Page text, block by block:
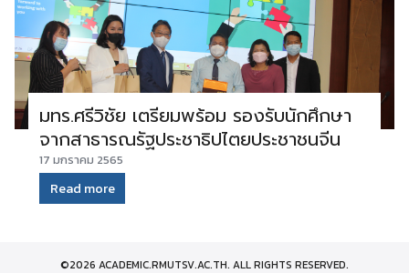
มทร.ศรีวิชัย เตรียมพร้อม รองรับนักศึกษา
จากสาธารณรัฐประชาธิปไตยประชาชนจีน
17 มกราคม 2565
Read more
©2026 ACADEMIC.RMUTSV.AC.TH. ALL RIGHTS RESERVED.